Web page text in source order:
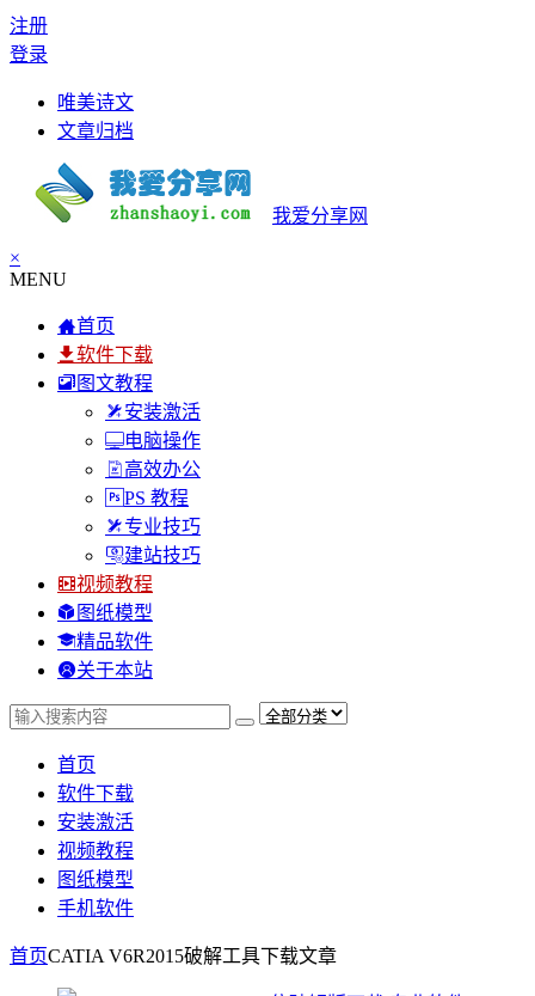
注册
登录
唯美诗文
文章归档
我爱分享网
×
MENU
首页
软件下载
图文教程
安装激活
电脑操作
高效办公
PS 教程
专业技巧
建站技巧
视频教程
图纸模型
精品软件
关于本站
首页
软件下载
安装激活
视频教程
图纸模型
手机软件
首页CATIA V6R2015破解工具下载文章